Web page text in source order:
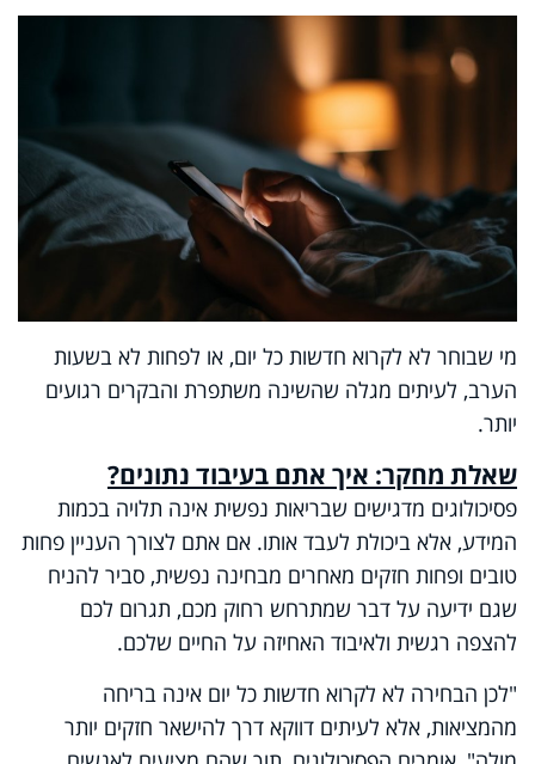
מי שבוחר לא לקרוא חדשות כל יום, או לפחות לא בשעות
הערב, לעיתים מגלה שהשינה משתפרת והבקרים רגועים
יותר.
שאלת מחקר: איך אתם בעיבוד נתונים?
פסיכולוגים מדגישים שבריאות נפשית אינה תלויה בכמות
המידע, אלא ביכולת לעבד אותו. אם אתם לצורך העניין פחות
טובים ופחות חזקים מאחרים מבחינה נפשית, סביר להניח
שגם ידיעה על דבר שמתרחש רחוק מכם, תגרום לכם
להצפה רגשית ולאיבוד האחיזה על החיים שלכם.
"לכן הבחירה לא לקרוא חדשות כל יום אינה בריחה
מהמציאות, אלא לעיתים דווקא דרך להישאר חזקים יותר